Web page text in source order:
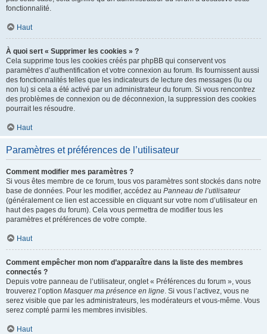
fonctionnalité.
Haut
À quoi sert « Supprimer les cookies » ?
Cela supprime tous les cookies créés par phpBB qui conservent vos
paramètres d’authentification et votre connexion au forum. Ils fournissent aussi
des fonctionnalités telles que les indicateurs de lecture des messages (lu ou
non lu) si cela a été activé par un administrateur du forum. Si vous rencontrez
des problèmes de connexion ou de déconnexion, la suppression des cookies
pourrait les résoudre.
Haut
Paramètres et préférences de l’utilisateur
Comment modifier mes paramètres ?
Si vous êtes membre de ce forum, tous vos paramètres sont stockés dans notre
base de données. Pour les modifier, accédez au Panneau de l’utilisateur
(généralement ce lien est accessible en cliquant sur votre nom d’utilisateur en
haut des pages du forum). Cela vous permettra de modifier tous les
paramètres et préférences de votre compte.
Haut
Comment empêcher mon nom d’apparaître dans la liste des membres
connectés ?
Depuis votre panneau de l’utilisateur, onglet « Préférences du forum », vous
trouverez l’option Masquer ma présence en ligne. Si vous l’activez, vous ne
serez visible que par les administrateurs, les modérateurs et vous-même. Vous
serez compté parmi les membres invisibles.
Haut